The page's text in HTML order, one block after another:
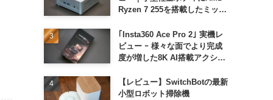
Ryzen 7 255を搭載したミッド
｢Insta360 Ace Pro 2｣ 実機レ
ビュー ｰ 様々な面でより完成
度が増した8K AI搭載アクショ
【レビュー】SwitchBotの最新
小型ロボット掃除機